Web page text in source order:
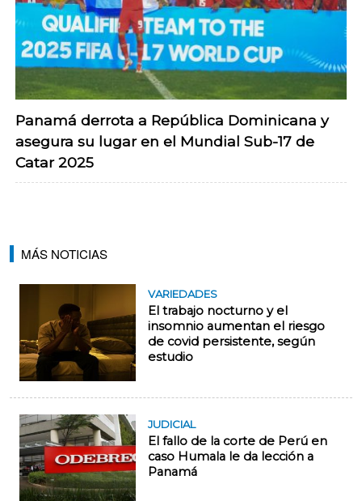
Panamá derrota a República Dominicana y
asegura su lugar en el Mundial Sub-17 de
Catar 2025
MÁS NOTICIAS
VARIEDADES
El trabajo nocturno y el
insomnio aumentan el riesgo
de covid persistente, según
estudio
JUDICIAL
El fallo de la corte de Perú en
caso Humala le da lección a
Panamá